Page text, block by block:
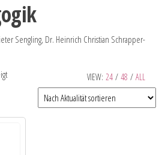
Sengling, Dr. Heinrich Christian Schrapper-
VIEW: 24 / 48 / ALL